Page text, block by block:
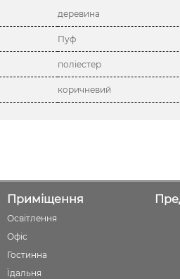
деревина
Пуф
поліестер
коричневий
Приміщення
Освітлення
Офіс
Гостинна
Їдальня